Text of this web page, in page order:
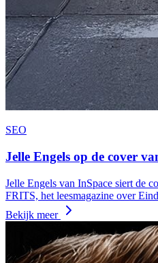
SEO
Jelle Engels op de cover
Jelle Engels van InSpace siert de
FRITS, het leesmagazine over
Bekijk meer